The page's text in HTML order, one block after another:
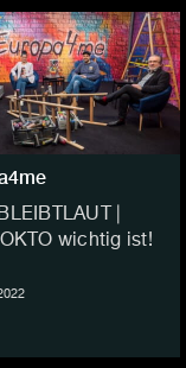
|
wichtig ist!